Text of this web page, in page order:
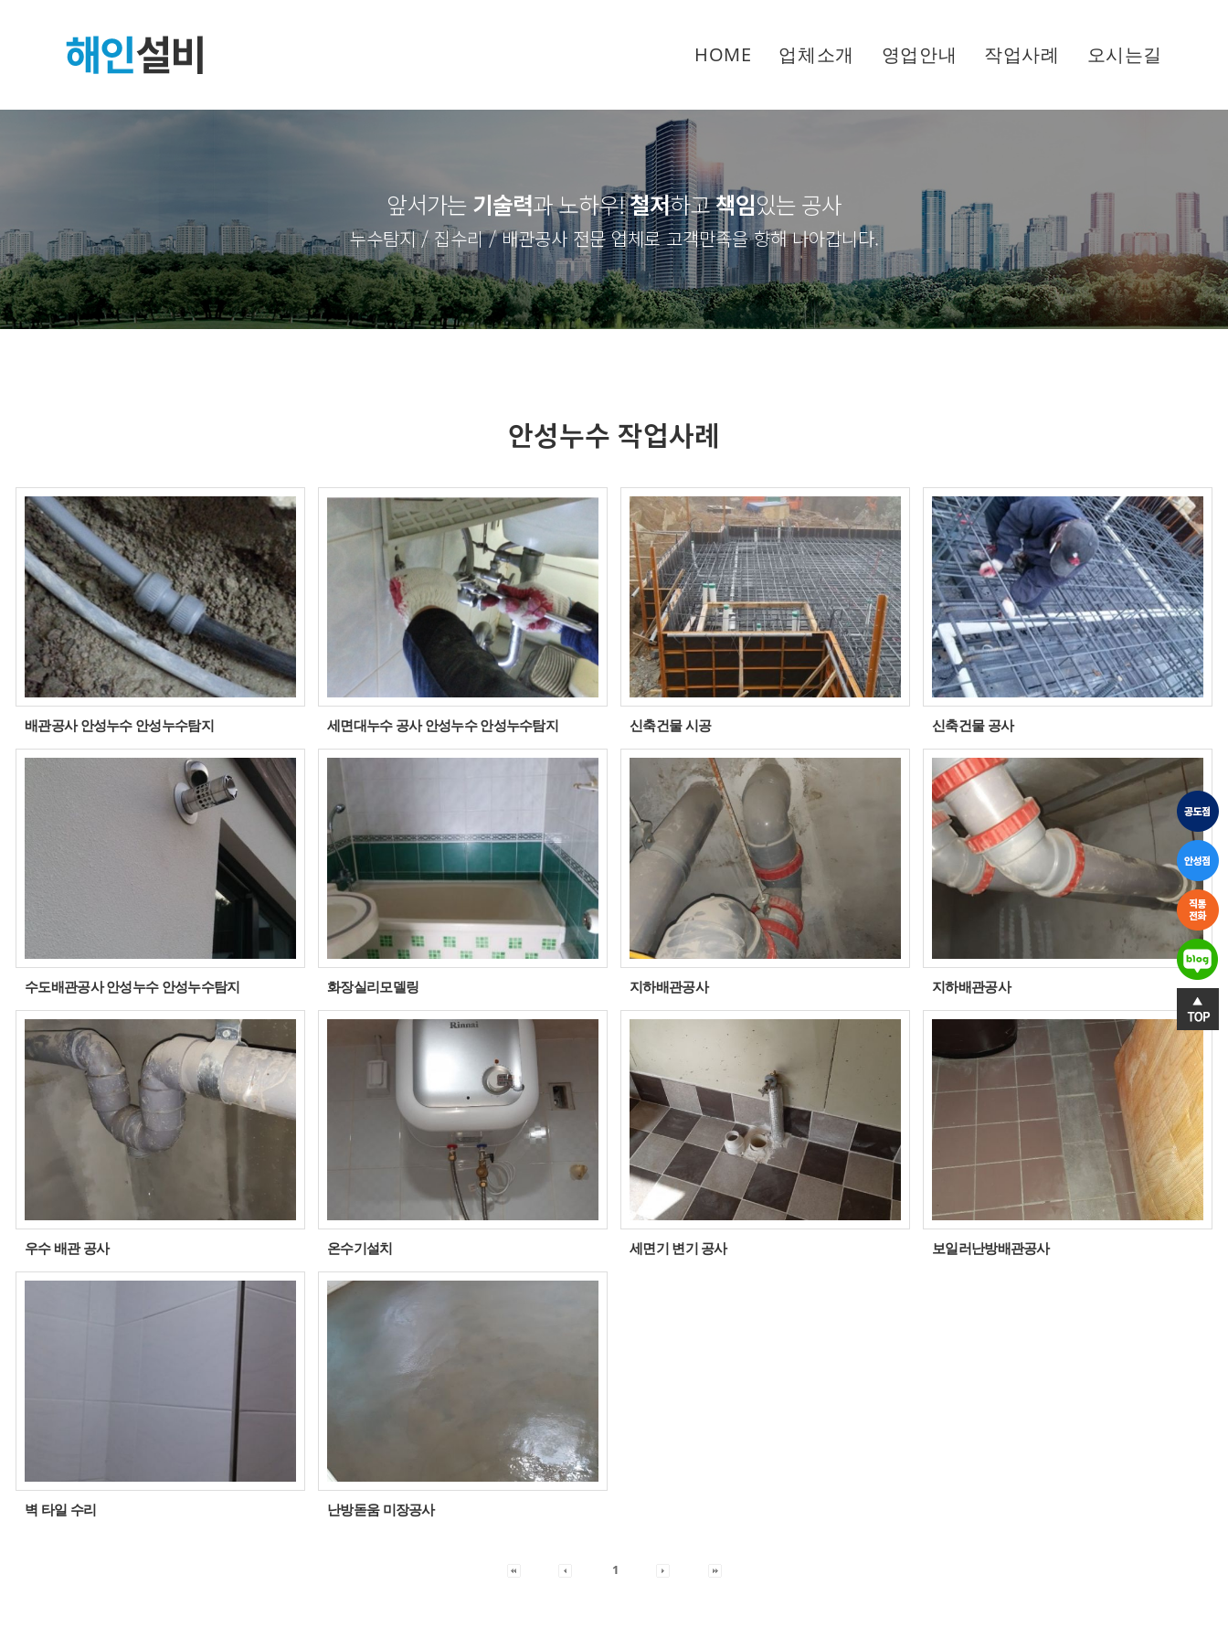
HOME 업체소개 영업안내 작업사례 오시는길
앞서가는기술력과 노하우!철저하고책임있는 공사
누수탐지 / 집수리 / 배관공사 전문 업체로 고객만족을 향해 나아갑니다.
안성누수 작업사례
배관공사 안성누수 안성누수탐지 세면대누수 공사 안성누수 안성누수탐지 신축건물 시공 신축건물 공사
수도배관공사 안성누수 안성누수탐지 화장실리모델링 지하배관공사 지하배관공사
우수 배관 공사 온수기설치 세면기 변기 공사 보일러난방배관공사
벽 타일 수리 난방돋움 미장공사
1